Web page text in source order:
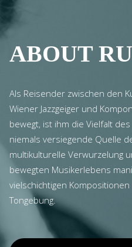
ABOUT
Als Reisender zwischen den
Wiener Jazzgeiger und
bewegt, ist ihm die Vielfalt
niemals versiegende Quelle
multikulturelle Verwurzelung
bewegten Musikerlebens
vielschichtigen
Tongebung.